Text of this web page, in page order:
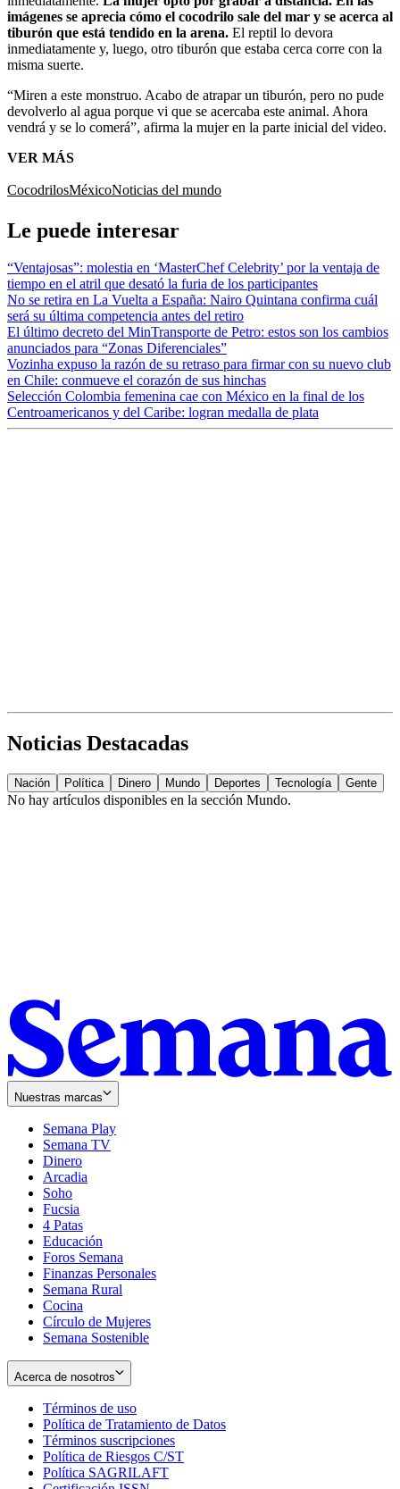
imágenes se aprecia cómo el cocodrilo sale del mar y se acerca al
tiburón que está tendido en la arena. El reptil lo devora
inmediatamente y, luego, otro tiburón que estaba cerca corre con la
misma suerte.
“Miren a este monstruo. Acabo de atrapar un tiburón, pero no pude
devolverlo al agua porque vi que se acercaba este animal. Ahora
vendrá y se lo comerá”, afirma la mujer en la parte inicial del video.
VER MÁS
CocodrilosMéxicoNoticias del mundo
Le puede interesar
“Ventajosas”: molestia en ‘MasterChef Celebrity’ por la ventaja de
tiempo en el atril que desató la furia de los participantes
No se retira en La Vuelta a España: Nairo Quintana confirma cuál
será su última competencia antes del retiro
El último decreto del MinTransporte de Petro: estos son los cambios
anunciados para “Zonas Diferenciales”
Vozinha expuso la razón de su retraso para firmar con su nuevo club
en Chile: conmueve el corazón de sus hinchas
Selección Colombia femenina cae con México en la final de los
Centroamericanos y del Caribe: logran medalla de plata
Noticias Destacadas
Nación Política Dinero Mundo Deportes Tecnología Gente
No hay artículos disponibles en la sección Mundo.
Nuestras marcas
Semana Play
Semana TV
Dinero
Arcadia
Soho
in
new
window
Fucsia
in
new
window
4 Patas
Educación
Foros Semana
Finanzas Personales
Semana Rural
Cocina
Círculo de Mujeres
Semana Sostenible
Acerca de nosotros
Términos de uso
in
new
window
Política de Tratamiento de Datos
Términos suscripciones
in
Política de Riesgos C/ST
Política SAGRILAFT